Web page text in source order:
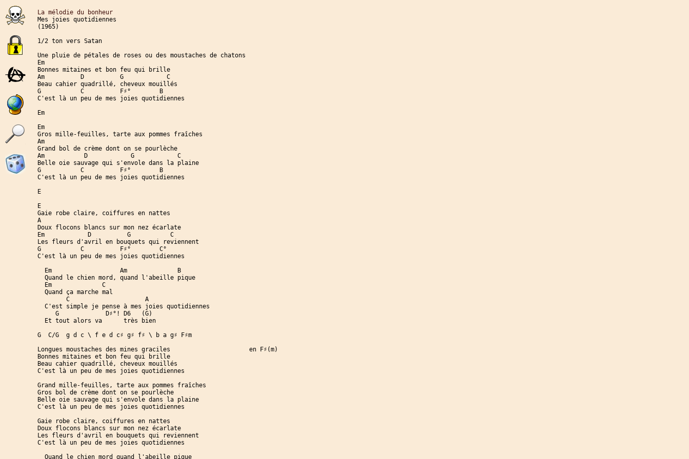
La mélodie du bonheur
Mes joies quotidiennes
(1965)
1/2 ton vers Satan
Une pluie de pétales de roses ou des moustaches de chatons
Em
Bonnes mitaines et bon feu qui brille
Am          D          G            C
Beau cahier quadrillé, cheveux mouillés
G           C          F♯°        B
C'est là un peu de mes joies quotidiennes
Em
Em
Gros mille-feuilles, tarte aux pommes fraîches
Am
Grand bol de crème dont on se pourlèche
Am           D            G            C
Belle oie sauvage qui s'envole dans la plaine
G           C          F♯°        B
C'est là un peu de mes joies quotidiennes
E
E
Gaie robe claire, coiffures en nattes
A
Doux flocons blancs sur mon nez écarlate
Em            D          G           C
Les fleurs d'avril en bouquets qui reviennent
G           C          F♯°        C°
C'est là un peu de mes joies quotidiennes
  Em                   Am              B
  Quand le chien mord, quand l'abeille pique
  Em              C
  Quand ça marche mal
        C                     A
  C'est simple je pense à mes joies quotidiennes
     G             D♯°! D6   (G)
  Et tout alors va      très bien
G  C/G  g d c \ f e d c♯ g♯ f♯ \ b a g♯ F♯m
Longues moustaches des mines graciles                      en F♯(m)
Bonnes mitaines et bon feu qui brille
Beau cahier quadrillé, cheveux mouillés
C'est là un peu de mes joies quotidiennes
Grand mille-feuilles, tarte aux pommes fraîches
Gros bol de crème dont on se pourlèche
Belle oie sauvage qui s'envole dans la plaine
C'est là un peu de mes joies quotidiennes
Gaie robe claire, coiffures en nattes
Doux flocons blancs sur mon nez écarlate
Les fleurs d'avril en bouquets qui reviennent
C'est là un peu de mes joies quotidiennes
  Quand le chien mord quand l'abeille pique